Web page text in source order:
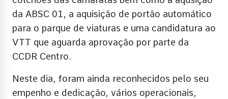
da ABSC 01, a aquisição de portão automático
para o parque de viaturas e uma candidatura ao
VTT que aguarda aprovação por parte da
CCDR Centro.
Neste dia, foram ainda reconhecidos pelo seu
empenho e dedicação, vários operacionais,